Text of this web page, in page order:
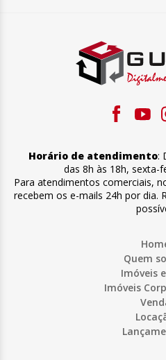
Horário de atendimento:
das 8h às 18h, sexta-
Para atendimentos comerciais,
recebem os e-mails 24h por dia.
Quem
Imóveis
Imóveis